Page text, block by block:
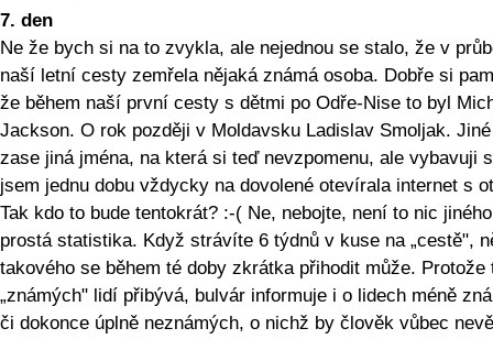
7. den
Ne že bych si na to zvykla, ale nejednou se stalo, že v
naší letní cesty zemřela nějaká známá osoba. Dobře si
že během naší první cesty s dětmi po Odře-Nise to byl
Jackson. O rok později v Moldavsku Ladislav Smoljak.
zase jiná jména, na která si teď nevzpomenu, ale vybavuji
jsem jednu dobu vždycky na dovolené otevírala internet s
Tak kdo to bude tentokrát? :-( Ne, nebojte, není to nic
prostá statistika. Když strávíte 6 týdnů v kuse na „cestě",
takového se během té doby zkrátka přihodit může. Protože
„známých" lidí přibývá, bulvár informuje i o lidech méně
či dokonce úplně neznámých, o nichž by člověk vůbec